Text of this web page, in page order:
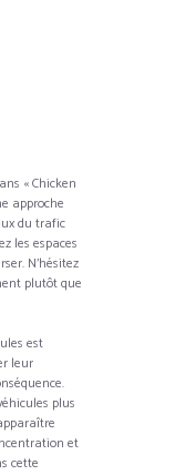
« Chicken
approche
du trafic
les espaces
N’hésitez
plutôt que
est
leur
plus
et
cette